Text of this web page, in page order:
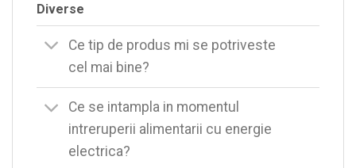
Diverse
Ce tip de produs mi se potriveste
cel mai bine?
Ce se intampla in momentul
intreruperii alimentarii cu energie
electrica?